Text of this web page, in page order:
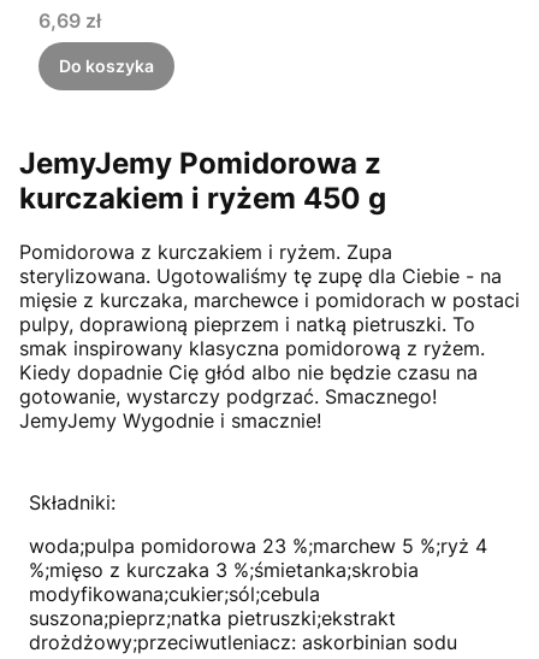
Cena
6,69 zł
Do koszyka
JemyJemy Pomidorowa z
kurczakiem i ryżem 450 g
Pomidorowa z kurczakiem i ryżem. Zupa
sterylizowana. Ugotowaliśmy tę zupę dla Ciebie - na
mięsie z kurczaka, marchewce i pomidorach w postaci
pulpy, doprawioną pieprzem i natką pietruszki. To
smak inspirowany klasyczna pomidorową z ryżem.
Kiedy dopadnie Cię głód albo nie będzie czasu na
gotowanie, wystarczy podgrzać. Smacznego!
JemyJemy Wygodnie i smacznie!
Składniki:
woda;pulpa pomidorowa 23 %;marchew 5 %;ryż 4
%;mięso z kurczaka 3 %;śmietanka;skrobia
modyfikowana;cukier;sól;cebula
suszona;pieprz;natka pietruszki;ekstrakt
drożdżowy;przeciwutleniacz: askorbinian sodu